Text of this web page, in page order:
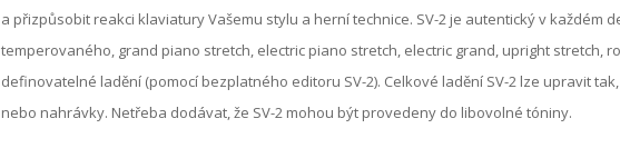
a přizpůsobit reakci klaviatury Vašemu stylu a herní technice. SV-2 je autentický v každém
temperovaného, grand piano stretch, electric piano stretch, electric grand, upright stretch,
definovatelné ladění (pomocí bezplatného editoru SV-2). Celkové ladění SV-2 lze upravit
nebo nahrávky. Netřeba dodávat, že SV-2 mohou být provedeny do libovolné tóniny.